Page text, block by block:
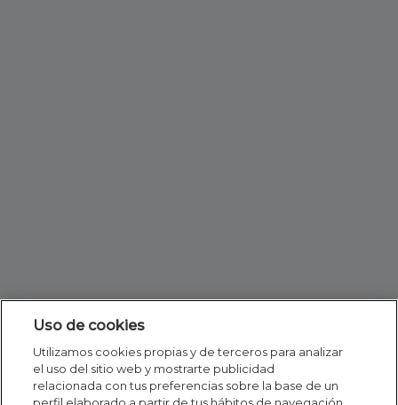
Uso de cookies
Utilizamos cookies propias y de terceros para analizar
el uso del sitio web y mostrarte publicidad
relacionada con tus preferencias sobre la base de un